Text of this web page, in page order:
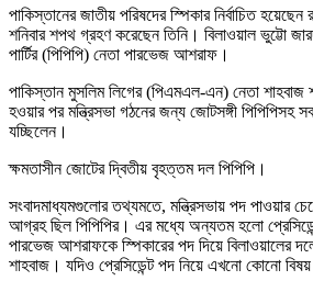
পাকিস্তানের জাতীয় পরিষদের স্পিকার নির্বাচিত
শনিবার শপথ গ্রহণ করেছেন তিনি। বিলাওয়াল ভুট্টো
পার্টির (পিপিপি) নেতা পারভেজ আশরাফ।
পাকিস্তান মুসলিম লিগের (পিএমএল-এন) নেতা শাহবাজ
হওয়ার পর মন্ত্রিসভা গঠনের জন্য জোটসঙ্গী পিপিপিসহ সব
যচ্ছিলেন।
ক্ষমতাসীন জোটের দ্বিতীয় বৃহত্তম দল পিপিপি।
সংবাদমাধ্যমগুলোর তথ্যমতে, মন্ত্রিসভায় পদ পাওয়ার
আগ্রহ ছিল পিপিপির। এর মধ্যে অন্যতম হলো
পারভেজ আশরাফকে স্পিকারের পদ দিয়ে বিলাওয়ালের
শাহবাজ। যদিও প্রেসিডেন্ট পদ নিয়ে এখনো কোনো বিষয়